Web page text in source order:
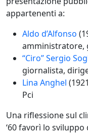
appartenenti a:
Aldo d’Alfonso
amministratore,
“Ciro” Sergio
giornalista,
Lina Anghel
Pci
Una riflessione sul
‘60 favorì lo